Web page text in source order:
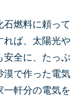
石燃料に頼って
れば、太陽光や
安全に、たっぷ
漠で作った電気
一軒分の電気を